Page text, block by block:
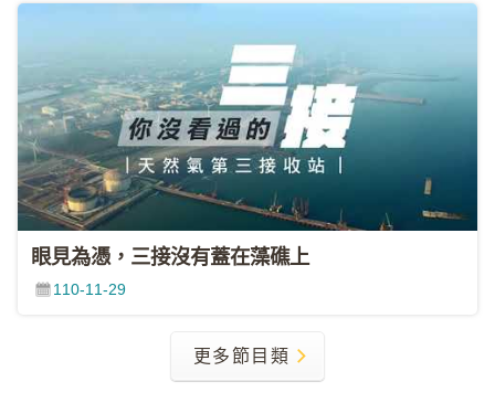
眼見為憑，三接沒有蓋在藻礁上
110-11-29
更多節目類